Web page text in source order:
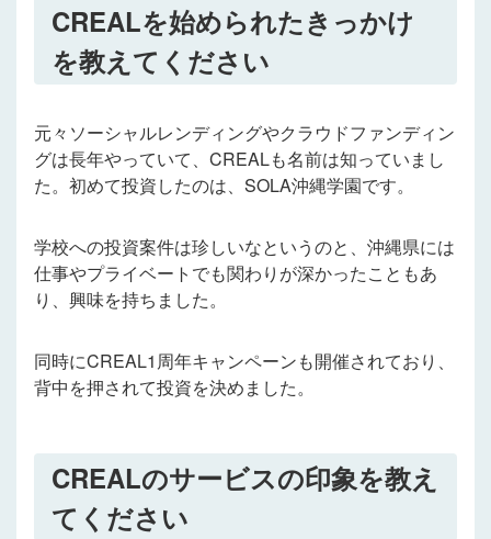
CREALを始められたきっかけ
を教えてください
元々ソーシャルレンディングやクラウドファンディン
グは長年やっていて、CREALも名前は知っていまし
た。初めて投資したのは、SOLA沖縄学園です。
学校への投資案件は珍しいなというのと、沖縄県には
仕事やプライベートでも関わりが深かったこともあ
り、興味を持ちました。
同時にCREAL1周年キャンペーンも開催されており、
背中を押されて投資を決めました。
CREALのサービスの印象を教え
てください